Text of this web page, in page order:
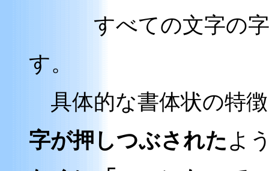
すべての文字の字
す。
具体的な書体状の特
字が押しつぶされた よ